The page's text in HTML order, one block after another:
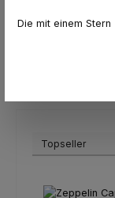
Die mit einem